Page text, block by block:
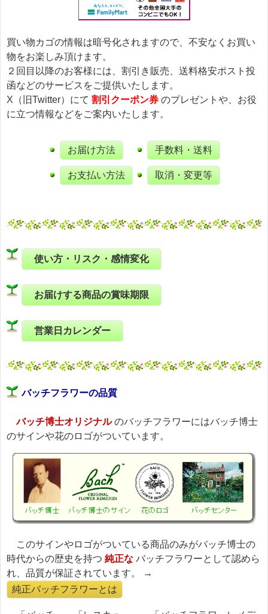
買い物カゴの情報は暗号化されますので、不安なくお買い
物をお楽しみ頂けます。
２回目以降のお客様には、割引き販売、送料格安ポスト投
函などのサービスをご提供いたします。
X（旧Twitter）にて 割引クーポン券 のプレゼントや、お役
に立つ情報などをご案内いたします。
お届け方法
お支払い方法
手数料・送料
取消・変更等
使い方・リスク・感情変化
お届けする商品の賞味期限
営業日カレンダー
バッチフラワーの品質
バッチ博士オリジナルのバッチフラワーにはバッチ博士
のサインや花のロゴがついています。
このサインやロゴがついている商品のみがバッチ博士の
時代からの歴史を持つ 純正な バッチフラワーとして認めら
れ、品質が保証されています。 →
純正バッチフラワーとは